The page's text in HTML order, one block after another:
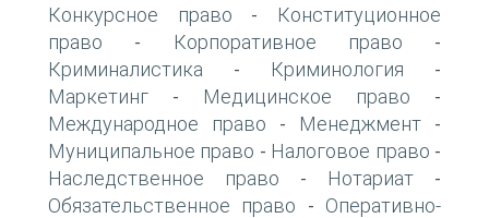
Конкурсное право -
Конституционное
право - Корпоративное право -
Криминалистика - Криминология -
Маркетинг - Медицинское право -
Международное право - Менеджмент -
Муниципальное право - Налоговое право -
Наследственное право - Нотариат -
Обязательственное право - Оперативно-